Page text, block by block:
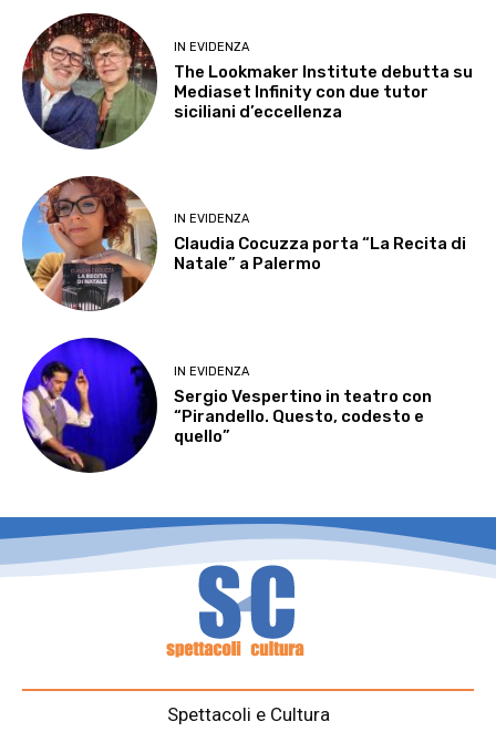
IN EVIDENZA
The Lookmaker Institute debutta su
Mediaset Infinity con due tutor
siciliani d’eccellenza
IN EVIDENZA
Claudia Cocuzza porta “La Recita di
Natale” a Palermo
IN EVIDENZA
Sergio Vespertino in teatro con
“Pirandello. Questo, codesto e
quello”
Spettacoli e Cultura